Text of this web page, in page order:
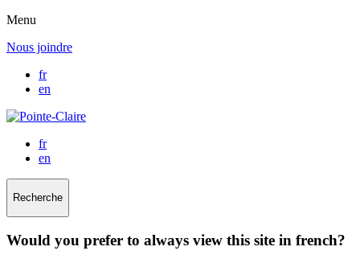
Menu
Nous joindre
fr
en
fr
en
Recherche
Would you prefer to always view this site in french?